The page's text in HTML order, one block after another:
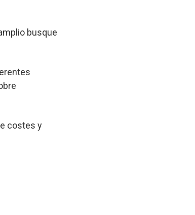
busque
costes y